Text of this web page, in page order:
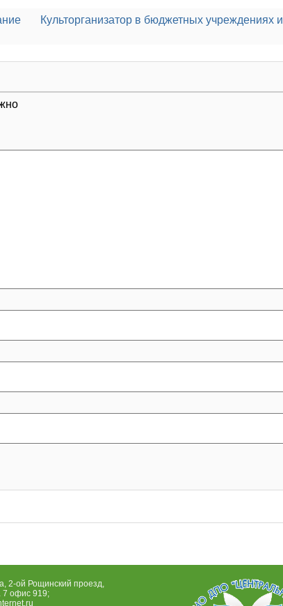
Культорганизатор в бюджетных учреждениях и
2-ой Рощинский проезд,
7 офис 919;